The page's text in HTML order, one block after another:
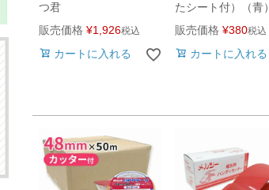
つ君
販売価格 ¥1,926税込
カートに入れる
たシート付）（青）
販売価格 ¥380税込
カートに入れる